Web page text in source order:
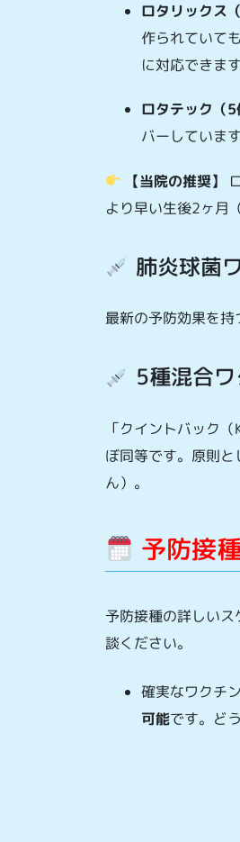
ロタリックス
作られていて
に対応できます
ロタテック（
バーしています
【当院の推奨】
より早い生後2ヶ月
肺炎球菌
最新の予防効果を持
5種混合
「クイントバック（
ぼ同等です。原則
ん）。
予防接
予防接種の詳しい
談ください。
確実なワクチ
可能です。ど